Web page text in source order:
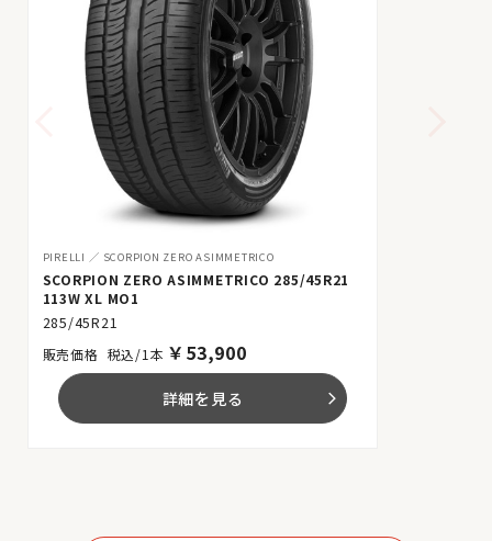
PIRELLI SCORPION ZERO ASIMMETRICO
SCORPION ZERO ASIMMETRICO 285/45R21
113W XL MO1
285/45R21
税込/1本 ￥ 53,900
詳細を見る arrow_forward_ios